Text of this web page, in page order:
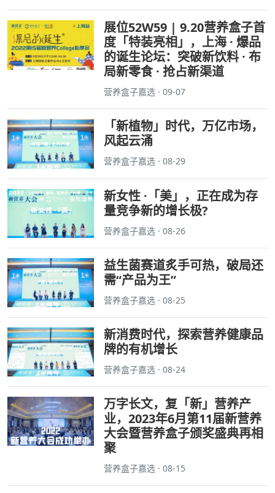
展位52W59 | 9.20营养盒子首
度「特装亮相」，上海 · 爆品
的诞生论坛：突破新饮料 · 布
局新零食 · 抢占新渠道
营养盒子嘉选 · 09-07
「新植物」时代，万亿市场，
风起云涌
营养盒子嘉选 · 08-29
新女性 ·「美」，正在成为存
量竞争新的增长极?
营养盒子嘉选 · 08-26
益生菌赛道炙手可热，破局还
需“产品为王”
营养盒子嘉选 · 08-25
新消费时代，探索营养健康品
牌的有机增长
营养盒子嘉选 · 08-24
万字长文，复「新」营养产
业，2023年6月第11届新营养
大会暨营养盒子颁奖盛典再相
聚
营养盒子嘉选 · 08-15